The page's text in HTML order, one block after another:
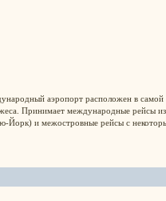
аэропорт расположен в самой
Принимает международные рейсы из
и межостровные рейсы с